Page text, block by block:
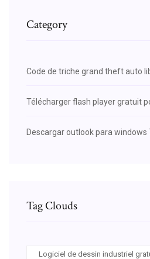
Category
Code de triche grand theft auto
Télécharger flash player gratuit
Descargar outlook para windows
Tag Clouds
Logiciel de dessin industriel